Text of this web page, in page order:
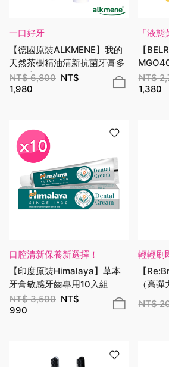
一口好牙
【德國原裝ALKMENE】我的
天然茶樹精油清新抗菌牙膏多
件優惠
NT$6,800 NT$
1,980
「液
【
一送一
NT$
1,380
口腔清新保養新選擇！
【印度原裝Himalaya】草本
牙膏敏感牙齒專用10入組
NT$3,500 NT$
990
輕輕刷
【
（高
公司貨
NT$